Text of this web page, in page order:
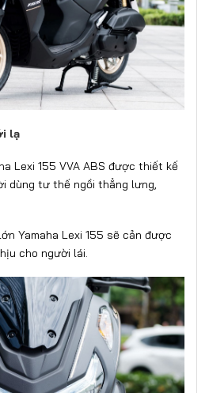
lạ
Lexi 155 VVA ABS được thiết kế
dùng tư thế ngồi thẳng lưng,
Yamaha Lexi 155 sẽ cản được
cho người lái.